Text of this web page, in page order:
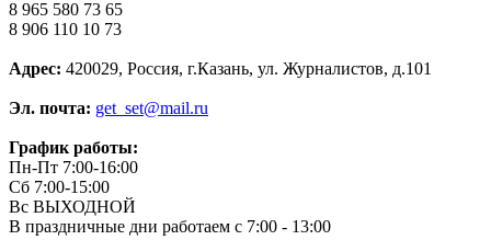
8 965 580 73 65
8 906 110 10 73
Адрес: 420029, Россия, г.Казань, ул. Журналистов, д.101
Эл. почта: get_set@mail.ru
График работы:
Пн-Пт 7:00-16:00
Сб 7:00-15:00
Вс ВЫХОДНОЙ
В праздничные дни работаем с 7:00 - 13:00